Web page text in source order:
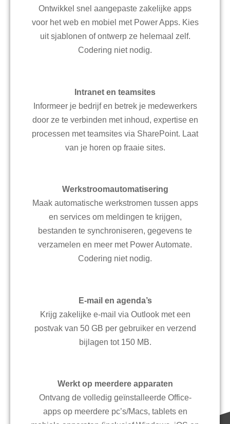
Ontwikkel snel aangepaste zakelijke apps
voor het web en mobiel met Power Apps. Kies
uit sjablonen of ontwerp ze helemaal zelf.
Codering niet nodig.
Intranet en teamsites
Informeer je bedrijf en betrek je medewerkers
door ze te verbinden met inhoud, expertise en
processen met teamsites via SharePoint. Laat
van je horen op fraaie sites.
Werkstroomautomatisering
Maak automatische werkstromen tussen apps
en services om meldingen te krijgen,
bestanden te synchroniseren, gegevens te
verzamelen en meer met Power Automate.
Codering niet nodig.
E-mail en agenda’s
Krijg zakelijke e-mail via Outlook met een
postvak van 50 GB per gebruiker en verzend
bijlagen tot 150 MB.
Werkt op meerdere apparaten
Ontvang de volledig geïnstalleerde Office-
apps op meerdere pc’s/Macs, tablets en